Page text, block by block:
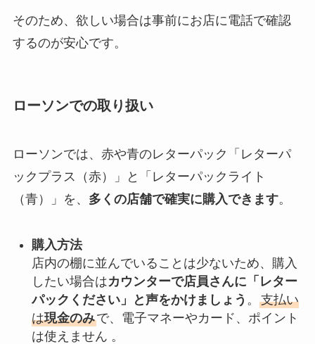
そのため、欲しい場合は事前にお店に電話で確認
するのが安心です。
ローソンでの取り扱い
ローソンでは、赤や青のレターパック「レターパ
ックプラス（赤）」と「レターパックライト
（青）」を、 多くの店舗で確実に購入できます。
購入方法
店内の棚に並んでいることは少ないため、購入
したい場合はカウンターで店員さんに「レター
パックください」と声をかけましょう 。 支払い
は現金のみで、電子マネーやカード、ポイント
は使えません 。